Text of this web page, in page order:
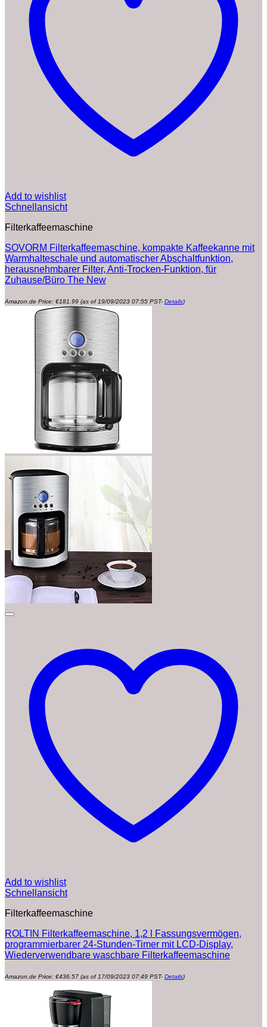
Add to wishlist
Schnellansicht
Filterkaffeemaschine
SOVORM Filterkaffeemaschine, kompakte Kaffeekanne mit
Warmhalteschale und automatischer Abschaltfunktion,
herausnehmbarer Filter, Anti-Trocken-Funktion, für
Zuhause/Büro The New
Amazon.de Price: €181.99 (as of 19/09/2023 07:55 PST- Details)
Add to wishlist
Schnellansicht
Filterkaffeemaschine
ROLTIN Filterkaffeemaschine, 1,2 l Fassungsvermögen,
programmierbarer 24-Stunden-Timer mit LCD-Display,
Wiederverwendbare waschbare Filterkaffeemaschine
Amazon.de Price: €436.57 (as of 17/09/2023 07:49 PST- Details)